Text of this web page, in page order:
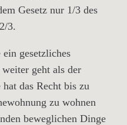
Gesetz nur 1/3 des
3.
gesetzliches
geht als der
das Recht bis zu
zu wohnen
beweglichen Dinge